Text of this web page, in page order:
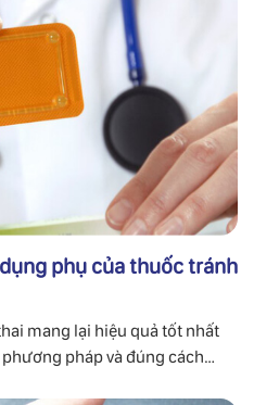
phụ của thuốc tránh
mang lại hiệu quả tốt nhất
pháp và đúng cách